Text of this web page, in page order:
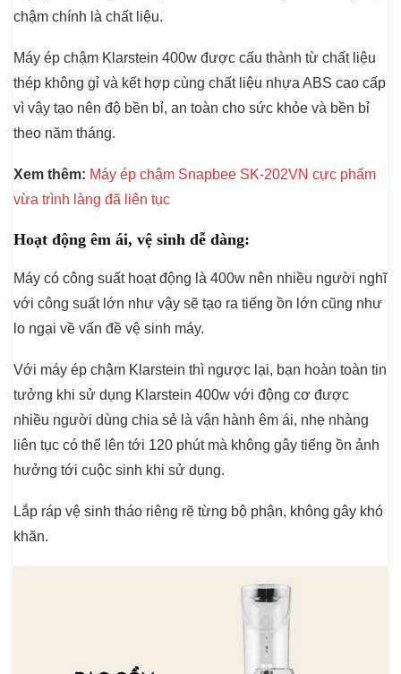
chậm chính là chất liệu.
Máy ép chậm Klarstein 400w được cấu thành từ chất liệu
thép không gỉ và kết hợp cùng chất liệu nhựa ABS cao cấp
vì vậy tạo nên độ bền bỉ, an toàn cho sức khỏe và bền bỉ
theo năm tháng.
Xem thêm: Máy ép chậm Snapbee SK-202VN cực phẩm
vừa trình làng đã liên tục
Hoạt động êm ái, vệ sinh dễ dàng:
Máy có công suất hoạt động là 400w nên nhiều người nghĩ
với công suất lớn như vậy sẽ tạo ra tiếng ồn lớn cũng như
lo ngại về vấn đề vệ sinh máy.
Với máy ép chậm Klarstein thì ngược lại, bạn hoàn toàn tin
tưởng khi sử dụng Klarstein 400w với động cơ được
nhiều người dùng chia sẻ là vận hành êm ái, nhẹ nhàng
liên tục có thể lên tới 120 phút mà không gây tiếng ồn ảnh
hưởng tới cuộc sinh khi sử dụng.
Lắp ráp vệ sinh tháo riêng rẽ từng bộ phận, không gây khó
khăn.